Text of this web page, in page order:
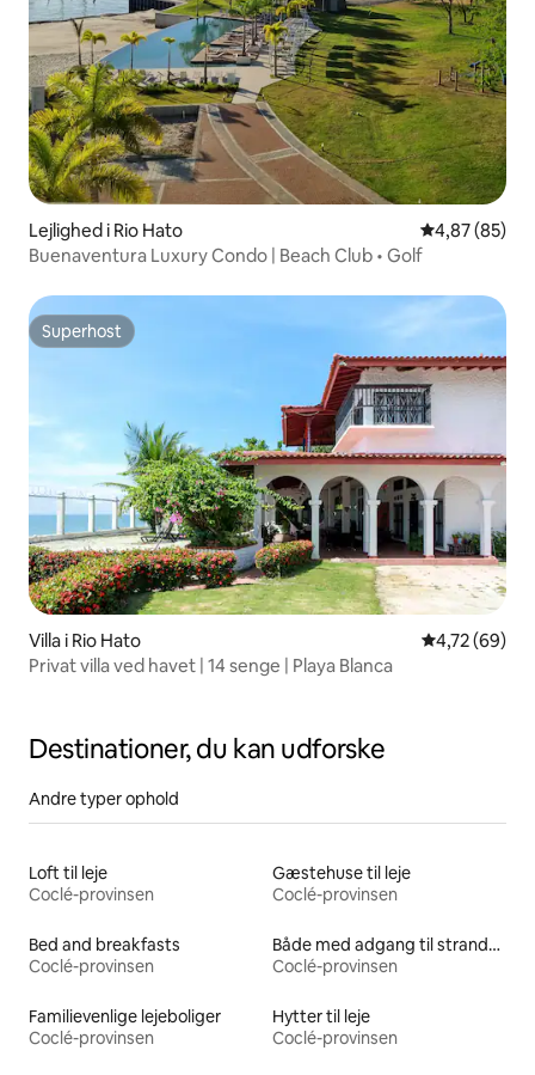
Lejlighed i Rio Hato 4,87 ud af 5 i
4,87 (85)
Buenaventura Luxury Condo | Beach Club • Golf
Superhost
Superhost
Villa i Rio Hato 4,72 ud af 5 i
4,72 (69)
Privat villa ved havet | 14 senge | Playa Blanca
Destinationer, du kan udforske
Andre typer ophold
Loft til leje
Coclé-provinsen
Gæstehuse til leje
Coclé-provinsen
Bed and breakfasts
Coclé-provinsen
Både med adgang til stranden til leje
Coclé-provinsen
Familievenlige lejeboliger
Coclé-provinsen
Hytter til leje
Coclé-provinsen